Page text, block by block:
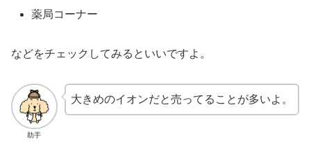
薬局コーナー
などをチェックしてみるといいですよ。
助手
大きめのイオンだと売ってることが多いよ。